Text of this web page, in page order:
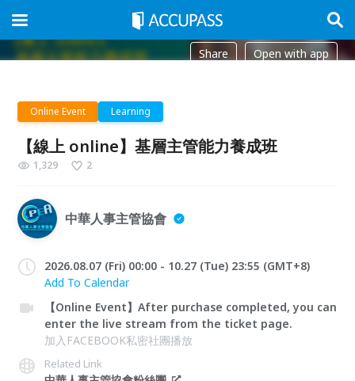
Share Open with app
Online Event Learning
【線上 online】基層主管能力養成班
1,329 2
中華人事主管協會
2026.08.07 (Fri) 00:00 - 10.27 (Tue) 23:55 (GMT+8)
Add To Calendar
【Online Event】After purchase completed, you can
enter the live stream from the ticket page.
加入FACEBOOK私密社團播放
Related Link